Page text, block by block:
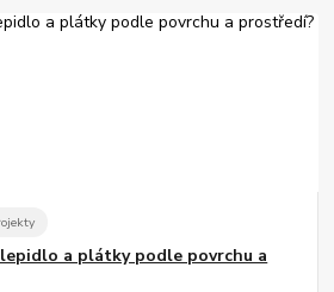
lepidlo a plátky podle povrchu a